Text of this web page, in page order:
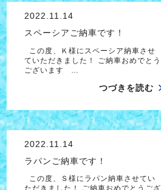
2022.11.14
スペーシアご納車です！
この度、Ｋ様にスペーシア納車させ
ていただきました！ ご納車おめでとう
ございます …
つづきを読む
2022.11.14
ラパンご納車です！
この度、Ｓ様にラパン納車させてい